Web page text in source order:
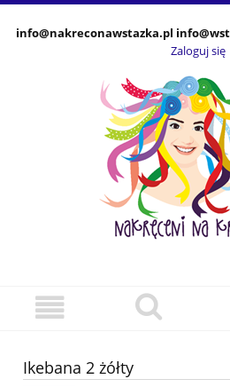
info@nakreconawstazka.pl
Zaloguj się
Ikebana 2 żółty